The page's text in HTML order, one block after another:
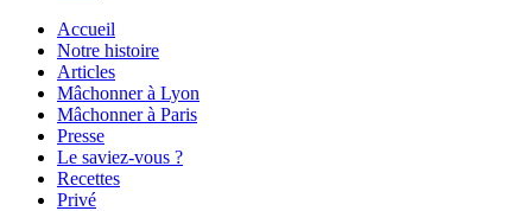
Accueil
Notre histoire
Articles
Mâchonner à Lyon
Mâchonner à Paris
Presse
Le saviez-vous ?
Recettes
Privé